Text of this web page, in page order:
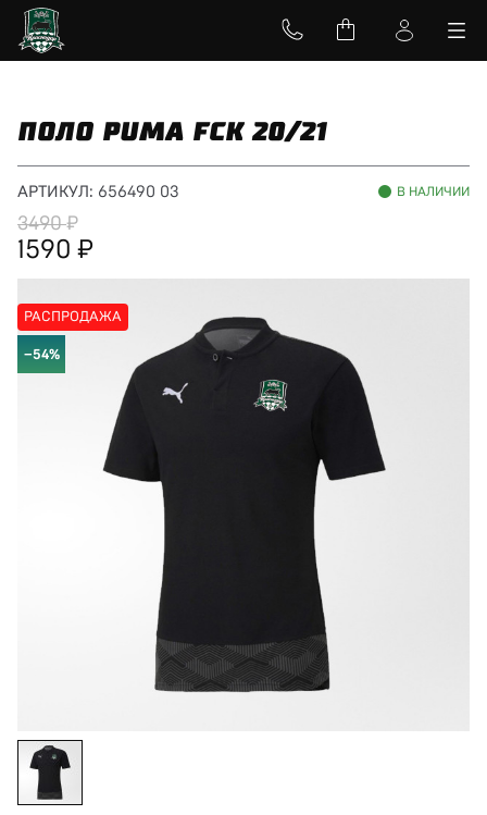
ПОЛО PUMA FCK 20/21
АРТИКУЛ: 656490 03 В НАЛИЧИИ
3490
1590
РАСПРОДАЖА
−54%